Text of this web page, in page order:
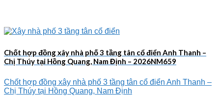
Chốt hợp đồng xây nhà phố 3 tầng tân cổ điển Anh Thanh –
Chị Thúy tại Hồng Quang, Nam Định – 2026NM659
Chốt hợp đồng xây nhà phố 3 tầng tân cổ điển Anh Thanh –
Chị Thúy tại Hồng Quang, Nam Định